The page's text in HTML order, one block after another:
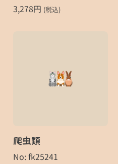
3,278円 (税込)
爬虫類
No: fk25241